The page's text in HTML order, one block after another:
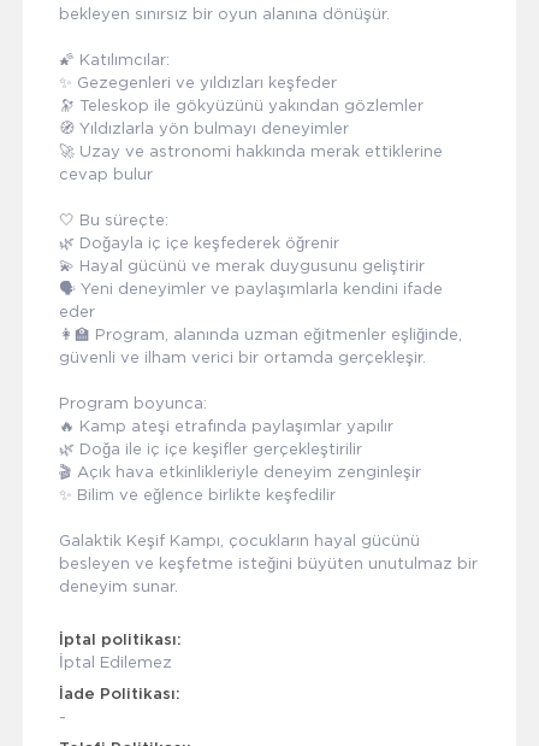
bekleyen sınırsız bir oyun alanına dönüşür.
🌠 Katılımcılar:
✨ Gezegenleri ve yıldızları keşfeder
🔭 Teleskop ile gökyüzünü yakından gözlemler
🧭 Yıldızlarla yön bulmayı deneyimler
🚀 Uzay ve astronomi hakkında merak ettiklerine
cevap bulur
🤍 Bu süreçte:
🌿 Doğayla iç içe keşfederek öğrenir
💫 Hayal gücünü ve merak duygusunu geliştirir
🗣️ Yeni deneyimler ve paylaşımlarla kendini ifade
eder
👩‍🏫 Program, alanında uzman eğitmenler eşliğinde,
güvenli ve ilham verici bir ortamda gerçekleşir.
Program boyunca:
🔥 Kamp ateşi etrafında paylaşımlar yapılır
🌿 Doğa ile iç içe keşifler gerçekleştirilir
🎬 Açık hava etkinlikleriyle deneyim zenginleşir
✨ Bilim ve eğlence birlikte keşfedilir
Galaktik Keşif Kampı, çocukların hayal gücünü
besleyen ve keşfetme isteğini büyüten unutulmaz bir
deneyim sunar.
İptal politikası:
İptal Edilemez
İade Politikası:
-